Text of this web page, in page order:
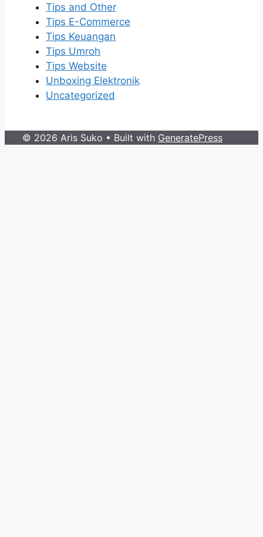
Tips and Other
Tips E-Commerce
Tips Keuangan
Tips Umroh
Tips Website
Unboxing Elektronik
Uncategorized
© 2026 Aris Suko • Built with GeneratePress